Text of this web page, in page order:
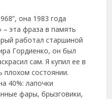
она 1983 года
– эта фраза в память
работал старшиной
Гордиенко, он был
сам. Я купил ее в
плохом состоянии.
40%: лапочки
фары, брызговики,